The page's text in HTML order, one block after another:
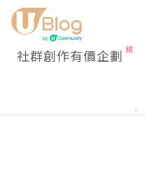
社群創作有價企劃